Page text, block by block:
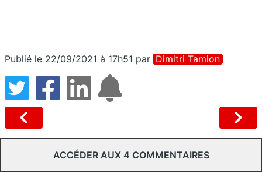
Publié le 22/09/2021 à 17h51 par Dimitri Tamion
ACCÉDER AUX 4 COMMENTAIRES